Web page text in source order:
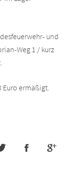
und
Weg 1 / kurz
Euro ermäßigt.